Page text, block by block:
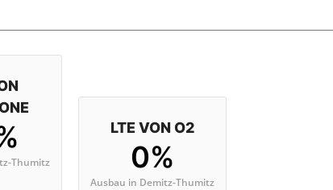
Thumitz
LTE VON O2
0%
Ausbau in Demitz-Thumitz